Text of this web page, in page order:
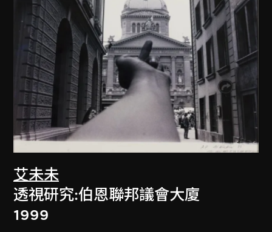
艾未未
透視研究:伯恩聯邦議會大廈
1999